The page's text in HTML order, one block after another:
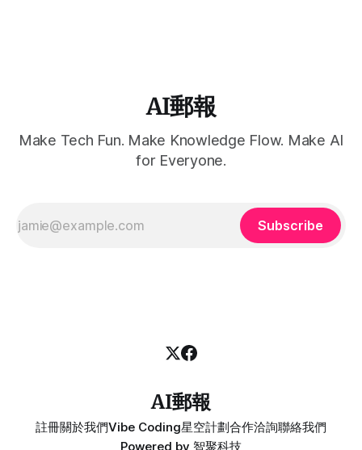
AI郵報
Make Tech Fun. Make Knowledge Flow. Make AI
for Everyone.
Subscribe
AI郵報
註冊關於我們Vibe Coding星空計劃合作洽詢聯絡我們
Powered by 智聚科技